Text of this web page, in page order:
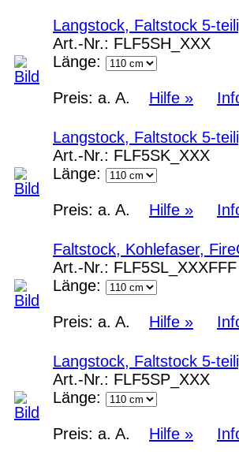
Langstock, Faltstock 5-
Art.-Nr.: FLF5SH_XXX
Länge:
Preis: a. A. Hilfe »
Langstock, Faltstock 5-
Art.-Nr.: FLF5SK_XXX
Länge:
Preis: a. A. Hilfe »
Faltstock, Kohlefaser,
Art.-Nr.: FLF5SL_XXXFFF
Länge:
Preis: a. A. Hilfe »
Langstock, Faltstock 5-
Art.-Nr.: FLF5SP_XXX
Länge:
Preis: a. A. Hilfe »